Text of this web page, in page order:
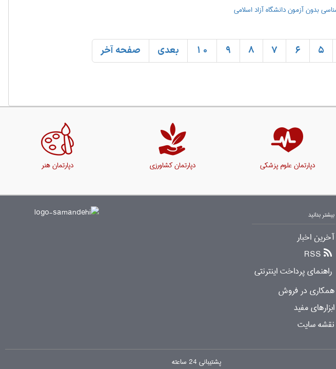
بدون آزمون دانشگاه آزاد اسلامی
5
6
7
8
9
10 بعدی صفحه آخر
دپارتمان علوم پزشکی دپارتمان کشاورزی دپارتمان هنر
بیشتر بدانید
آخرین اخبار
RSS
راهنمای پرداخت اینترنتی
همکاری در فروش
ابزارهای مفید
نقشه سایت
پشتیبانی 24 ساعته